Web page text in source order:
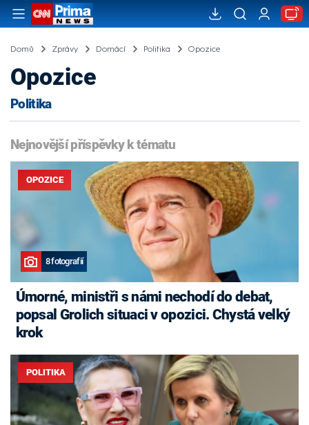
Domů Zprávy Domácí Politika Opozice
Opozice
Politika
Nejnovější příspěvky k tématu
8 fotografií
Úmorné, ministři s námi nechodí do debat,
popsal Grolich situaci v opozici. Chystá velký
krok
OPOZICE
POLITIKA